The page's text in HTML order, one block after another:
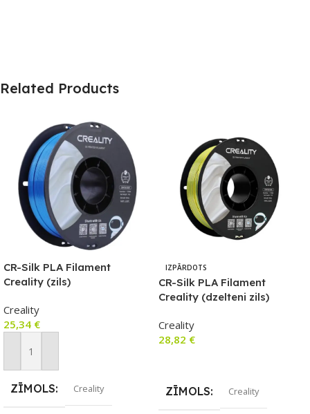
Related Products
CR-Silk PLA Filament
Creality (zils)
Creality
25,34 €
Pievienot Grozam
ZĪMOLS Creality
IZPĀRDOTS
CR-Silk PLA Filament
Creality (dzelteni zils)
Creality
28,82 €
ZĪMOLS Creality